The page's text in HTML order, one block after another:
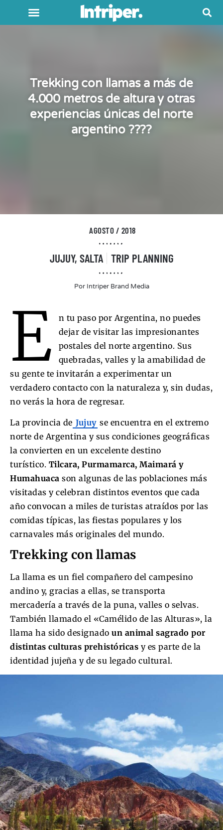
Trekking con llamas a más de
4.000 metros de altura y otras
experiencias únicas del norte
argentino ????
AGOSTO / 2018
JUJUY, SALTA TRIP PLANNING
PorIntriper Brand Media
E
n tu paso por Argentina, no puedes
dejar de visitar las impresionantes
postales del norte argentino. Sus
quebradas, valles y la amabilidad de
su gente te invitarán a experimentar un
verdadero contacto con la naturaleza y, sin dudas,
no verás la hora de regresar.
La provincia de Jujuy se encuentra en el extremo
norte de Argentina y sus condiciones geográficas
la convierten en un excelente destino
turístico. Tilcara, Purmamarca, Maimará y
Humahuaca son algunas de las poblaciones más
visitadas y celebran distintos eventos que cada
año convocan a miles de turistas atraídos por las
comidas típicas, las fiestas populares y los
carnavales más originales del mundo.
Trekking con llamas
La llama es un fiel compañero del campesino
andino y, gracias a ellas, se transporta
mercadería a través de la puna, valles o selvas.
También llamado el «Camélido de las Alturas», la
llama ha sido designado un animal sagrado por
distintas culturas prehistóricas y es parte de la
identidad jujeña y de su legado cultural.